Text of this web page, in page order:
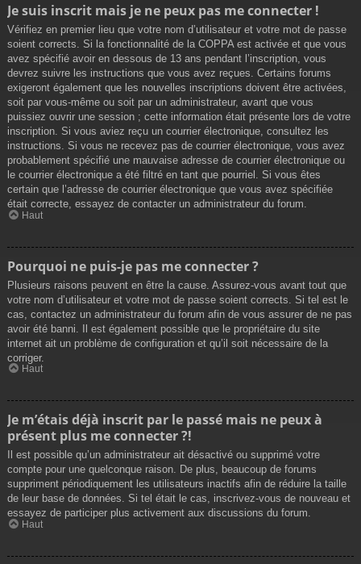
Je suis inscrit mais je ne peux pas me connecter !
Vérifiez en premier lieu que votre nom d’utilisateur et votre mot de passe
soient corrects. Si la fonctionnalité de la COPPA est activée et que vous
avez spécifié avoir en dessous de 13 ans pendant l’inscription, vous
devrez suivre les instructions que vous avez reçues. Certains forums
exigeront également que les nouvelles inscriptions doivent être activées,
soit par vous-même ou soit par un administrateur, avant que vous
puissiez ouvrir une session ; cette information était présente lors de votre
inscription. Si vous aviez reçu un courrier électronique, consultez les
instructions. Si vous ne recevez pas de courrier électronique, vous avez
probablement spécifié une mauvaise adresse de courrier électronique ou
le courrier électronique a été filtré en tant que pourriel. Si vous êtes
certain que l’adresse de courrier électronique que vous avez spécifiée
était correcte, essayez de contacter un administrateur du forum.
Haut
Pourquoi ne puis-je pas me connecter ?
Plusieurs raisons peuvent en être la cause. Assurez-vous avant tout que
votre nom d’utilisateur et votre mot de passe soient corrects. Si tel est le
cas, contactez un administrateur du forum afin de vous assurer de ne pas
avoir été banni. Il est également possible que le propriétaire du site
internet ait un problème de configuration et qu’il soit nécessaire de la
corriger.
Haut
Je m’étais déjà inscrit par le passé mais ne peux à
présent plus me connecter ?!
Il est possible qu’un administrateur ait désactivé ou supprimé votre
compte pour une quelconque raison. De plus, beaucoup de forums
suppriment périodiquement les utilisateurs inactifs afin de réduire la taille
de leur base de données. Si tel était le cas, inscrivez-vous de nouveau et
essayez de participer plus activement aux discussions du forum.
Haut